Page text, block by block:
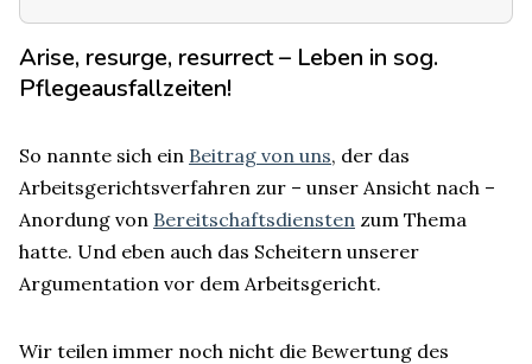
Arise, resurge, resurrect – Leben in sog.
Pflegeausfallzeiten!
So nannte sich ein Beitrag von uns, der das
Arbeitsgerichtsverfahren zur – unser Ansicht nach –
Anordung von Bereitschaftsdiensten zum Thema
hatte. Und eben auch das Scheitern unserer
Argumentation vor dem Arbeitsgericht.
Wir teilen immer noch nicht die Bewertung des